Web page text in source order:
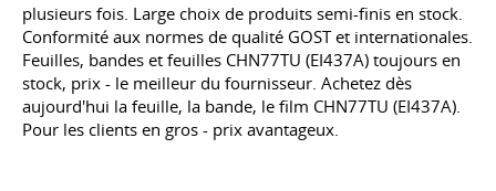
plusieurs fois. Large choix de produits semi-finis en stock.
Conformité aux normes de qualité GOST et internationales.
Feuilles, bandes et feuilles CHN77TU (EI437A) toujours en
stock, prix - le meilleur du fournisseur. Achetez dès
aujourd'hui la feuille, la bande, le film CHN77TU (EI437A).
Pour les clients en gros - prix avantageux.